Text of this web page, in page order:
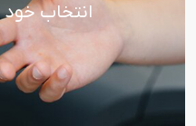
انتخاب خود